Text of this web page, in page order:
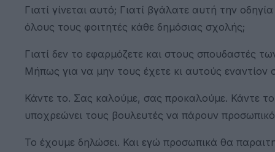
Γιατί γίνεται αυτό; Γιατί βγάλατε αυτή την
όλους τους φοιτητές κάθε δημόσιας σχολής;
Γιατί δεν το εφαρμόζετε και στους σπουδαστές
Μήπως για να μην τους έχετε κι αυτούς εναντίον
Κάντε το. Σας καλούμε, σας προκαλούμε. Κάντε
υποχρεώνει τους βουλευτές να πάρουν
Το έχουμε δηλώσει. Και εγώ προσωπικά θα